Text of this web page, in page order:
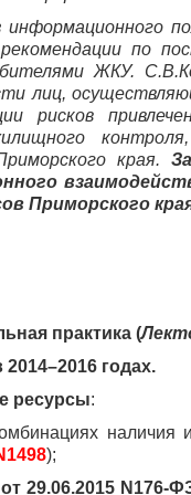
по
ЖКУ.
лиц,
рисков
контроля,
края.
Приморского
практика (
годах.
ресурсы:
);
29.06.2015 N176-